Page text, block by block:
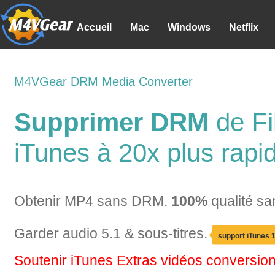
Accueil Mac Windows Netflix
M4VGear DRM Media Converter
Supprimer DRM de
iTunes à 20x plus
Obtenir MP4 sans DRM. 100% qualité
Garder audio 5.1 & sous-titres. support iTunes
Soutenir iTunes Extras vidéos